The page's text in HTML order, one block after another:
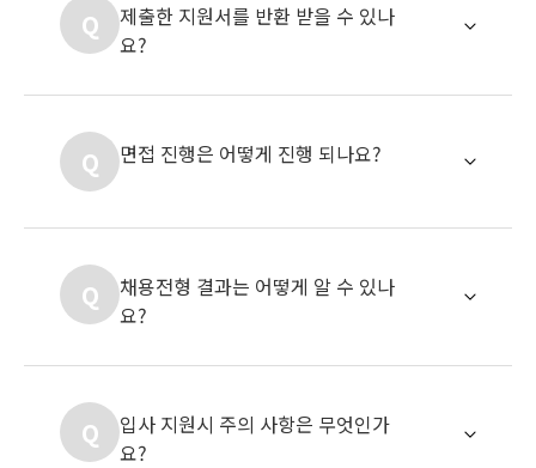
Q
제출한 지원서를 반환 받을 수 있나
요?
Q 면접 진행은 어떻게 진행 되나요?
Q
채용전형 결과는 어떻게 알 수 있나
요?
Q
입사 지원시 주의 사항은 무엇인가
요?